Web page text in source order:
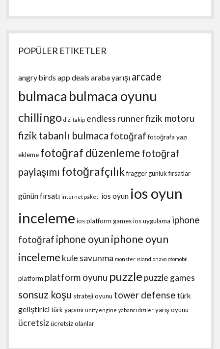
POPÜLER ETİKETLER
angry birds app deals araba yarışı arcade
bulmaca bulmaca oyunu
chillingo dizi takip endless runnerfizik motoru
fizik tabanlı bulmaca fotoğraf fotoğrafa yazı
ekleme fotoğraf düzenleme fotoğraf
paylaşımı fotoğrafçılıkfraggergünlük fırsatlar
günün fırsatı internet paketi ios oyun ios oyun
inceleme ios platform gamesios uygulama iphone
fotoğraf iphone oyun iphone oyun
inceleme kule savunma monster island onavo otomobil
platform platform oyunu puzzle puzzle games
sonsuz koşu strateji oyunu tower defense türk
geliştiricitürk yapımı unity engine yabancı diziler yarış oyunu
ücretsizücretsiz olanlar